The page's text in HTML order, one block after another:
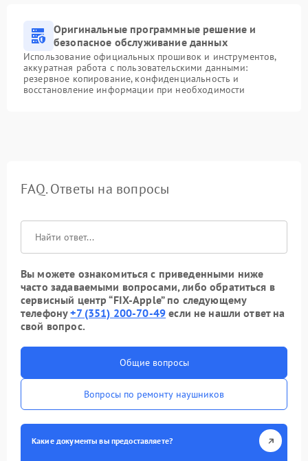
Оригинальные программные решение и
безопасное обслуживание данных
Использование официальных прошивок и инструментов,
аккуратная работа с пользовательскими данными:
резервное копирование, конфиденциальность и
восстановление информации при необходимости
FAQ. Ответы на вопросы
Вы можете ознакомиться с приведенными ниже
часто задаваемыми вопросами, либо обратиться в
сервисный центр “FIX-Apple” по следующему
телефону+7 (351) 200-70-49 если не нашли ответ на
свой вопрос.
Общие вопросы
Вопросы по ремонту наушников
Какие документы вы предоставляете?